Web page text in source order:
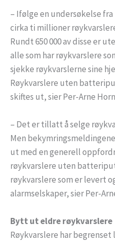
– Ifølge en undersøkelse
cirka ti millioner
Rundt 650 000 av disse er
alle som har røykvarslere
sjekke røykvarslerne sine
Røykvarslere uten
skiftes ut, sier Per-Arne
– Det er tillatt å selge
Men
ut med en generell
røykvarslere uten
røykvarslere som er levert
alarmselskaper, sier Per-
Bytt ut eldre røykvarslere
Røykvarslere har begrenset